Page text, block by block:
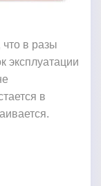
в разы
эксплуатации
в